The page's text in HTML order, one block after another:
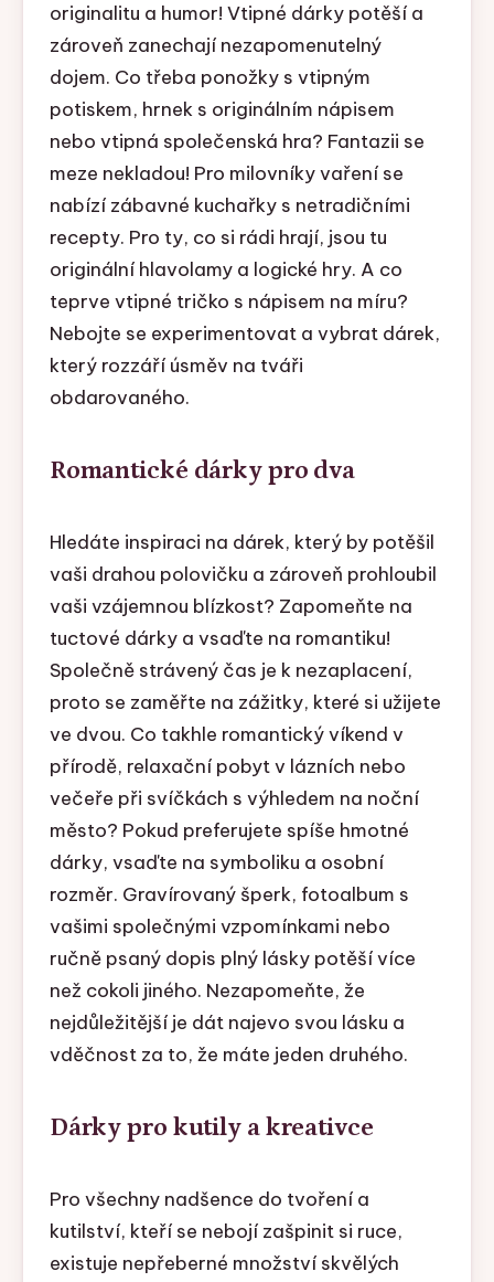
originalitu a humor! Vtipné dárky potěší a
zároveň zanechají nezapomenutelný
dojem. Co třeba ponožky s vtipným
potiskem, hrnek s originálním nápisem
nebo vtipná společenská hra? Fantazii se
meze nekladou! Pro milovníky vaření se
nabízí zábavné kuchařky s netradičními
recepty. Pro ty, co si rádi hrají, jsou tu
originální hlavolamy a logické hry. A co
teprve vtipné tričko s nápisem na míru?
Nebojte se experimentovat a vybrat dárek,
který rozzáří úsměv na tváři
obdarovaného.
Romantické dárky pro dva
Hledáte inspiraci na dárek, který by potěšil
vaši drahou polovičku a zároveň prohloubil
vaši vzájemnou blízkost? Zapomeňte na
tuctové dárky a vsaďte na romantiku!
Společně strávený čas je k nezaplacení,
proto se zaměřte na zážitky, které si užijete
ve dvou. Co takhle romantický víkend v
přírodě, relaxační pobyt v lázních nebo
večeře při svíčkách s výhledem na noční
město? Pokud preferujete spíše hmotné
dárky, vsaďte na symboliku a osobní
rozměr. Gravírovaný šperk, fotoalbum s
vašimi společnými vzpomínkami nebo
ručně psaný dopis plný lásky potěší více
než cokoli jiného. Nezapomeňte, že
nejdůležitější je dát najevo svou lásku a
vděčnost za to, že máte jeden druhého.
Dárky pro kutily a kreativce
Pro všechny nadšence do tvoření a
kutilství, kteří se nebojí zašpinit si ruce,
existuje nepřeberné množství skvělých